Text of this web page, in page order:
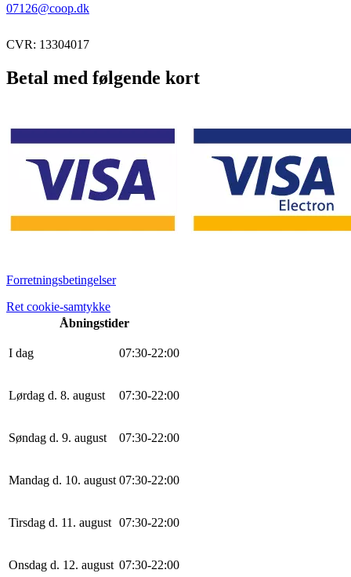
07126@coop.dk
CVR: 13304017
Betal med følgende kort
Forretningsbetingelser
Ret cookie-samtykke
Åbningstider
I dag 07:30-22:00
Lørdag d. 8. august 07:30-22:00
Søndag d. 9. august 07:30-22:00
Mandag d. 10. august 07:30-22:00
Tirsdag d. 11. august 07:30-22:00
Onsdag d. 12. august 07:30-22:00